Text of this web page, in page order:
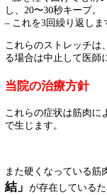
し、20〜30秒キープ。
– これを3回繰り返しま
これらのストレッチは
る場合は中止して医師
当院の治療方針
これらの症状は筋肉に
で生じます。
また硬くなっている筋
結」
が存在している